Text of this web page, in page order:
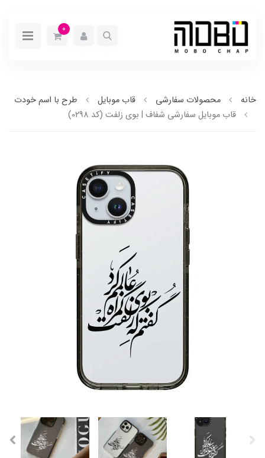
0
خانه محصولات سفارشی قاب موبایل
طرح با اسم خودت
قاب موبایل سفارشی شفاف | بوی زلفت (کد 0298)